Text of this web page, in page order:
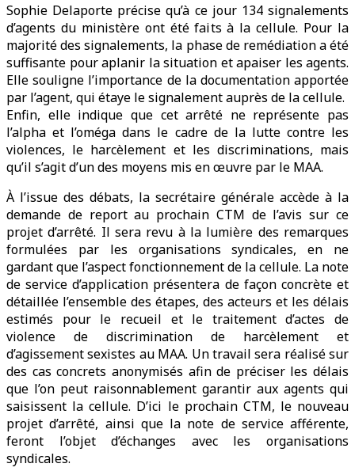
Sophie Delaporte précise qu’à ce jour 134 signalements
d’agents du ministère ont été faits à la cellule. Pour la
majorité des signalements, la phase de remédiation a été
suffisante pour aplanir la situation et apaiser les agents.
Elle souligne l’importance de la documentation apportée
par l’agent, qui étaye le signalement auprès de la cellule.
Enfin, elle indique que cet arrêté ne représente pas
l’alpha et l’oméga dans le cadre de la lutte contre les
violences, le harcèlement et les discriminations, mais
qu’il s’agit d’un des moyens mis en œuvre par le MAA.
À l’issue des débats, la secrétaire générale accède à la
demande de report au prochain CTM de l’avis sur ce
projet d’arrêté. Il sera revu à la lumière des remarques
formulées par les organisations syndicales, en ne
gardant que l’aspect fonctionnement de la cellule. La note
de service d’application présentera de façon concrète et
détaillée l’ensemble des étapes, des acteurs et les délais
estimés pour le recueil et le traitement d’actes de
violence de discrimination de harcèlement et
d’agissement sexistes au MAA. Un travail sera réalisé sur
des cas concrets anonymisés afin de préciser les délais
que l’on peut raisonnablement garantir aux agents qui
saisissent la cellule. D’ici le prochain CTM, le nouveau
projet d’arrêté, ainsi que la note de service afférente,
feront l’objet d’échanges avec les organisations
syndicales.